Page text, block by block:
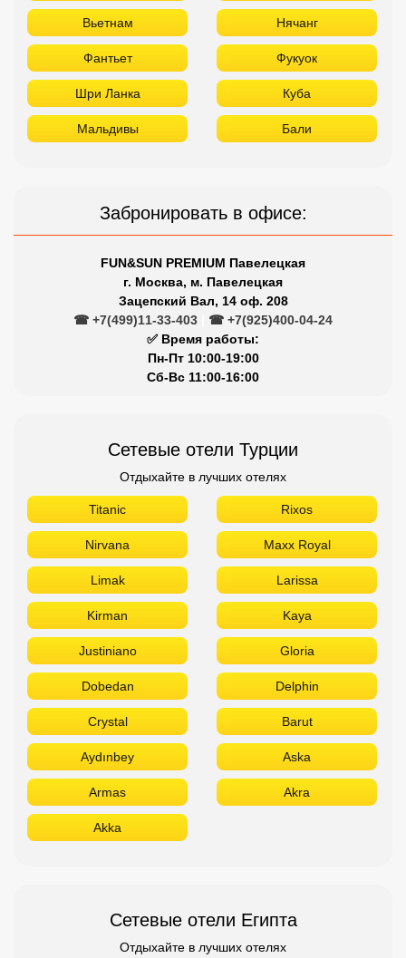
Вьетнам Нячанг
Фантьет Фукуок
Шри Ланка Куба
Мальдивы Бали
Забронировать в офисе:
FUN&SUN PREMIUM Павелецкая
г. Москва, м. Павелецкая
Зацепский Вал, 14 оф. 208
☎ +7(499)11-33-403
☎ +7(925)400-04-24
✅ Время работы:
Пн-Пт 10:00-19:00
Сб-Вс 11:00-16:00
Сетевые отели Турции
Отдыхайте в лучших отелях
Titanic Rixos
Nirvana Maxx Royal
Limak Larissa
Kirman Kaya
Justiniano Gloria
Dobedan Delphin
Crystal Barut
Aydınbey Aska
Armas Akra
Akka
Сетевые отели Египта
Отдыхайте в лучших отелях